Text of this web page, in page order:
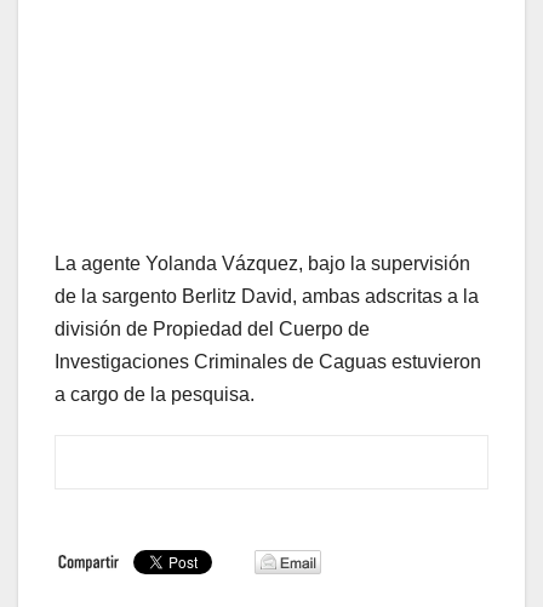
La agente Yolanda Vázquez, bajo la supervisión
de la sargento Berlitz David, ambas adscritas a la
división de Propiedad del Cuerpo de
Investigaciones Criminales de Caguas estuvieron
a cargo de la pesquisa.